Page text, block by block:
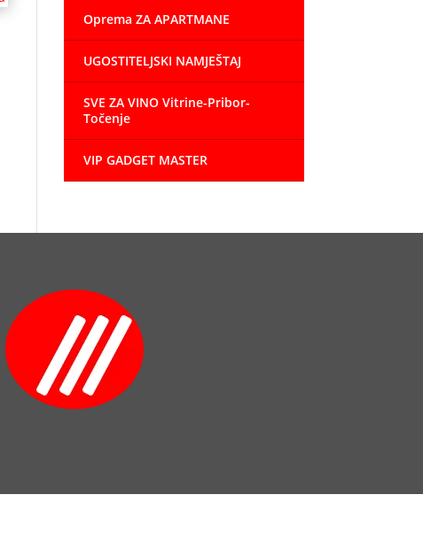
Oprema ZA APARTMANE
UGOSTITELJSKI NAMJEŠTAJ
SVE ZA VINO Vitrine-Pribor-
Točenje
VIP GADGET MASTER